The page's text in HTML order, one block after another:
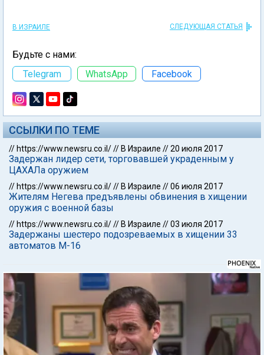
В ИЗРАИЛЕ СЛЕДУЮЩАЯ СТАТЬЯ
Будьте с нами:
Telegram
WhatsApp Facebook
ССЫЛКИ ПО ТЕМЕ
// https://www.newsru.co.il/// В Израиле //20 июля 2017
Задержан лидер сети, торговавшей украденным у
ЦАХАЛа оружием
// https://www.newsru.co.il/// В Израиле //06 июля 2017
Жителям Негева предъявлены обвинения в хищении
оружия с военной базы
// https://www.newsru.co.il/// В Израиле //03 июля 2017
Задержаны шестеро подозреваемых в хищении 33
автоматов М-16